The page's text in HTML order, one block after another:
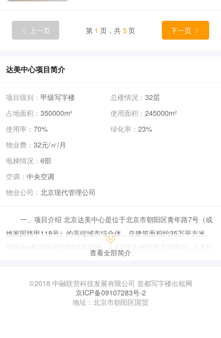
 上一页 第 1 页，共 5页 下一页 
达美中心项目简介
项目级别： 甲级写字楼 总楼情况： 32层
占地面积： 350000m² 使用面积： 245000m²
使用率： 70% 绿化率： 23%
物业费： 32元/㎡/月
电梯情况： 6部
空调： 中央空调
物业公司： 北京现代管理公司
一、项目介绍 北京达美中心是位于北京市朝阳区青年路7号（或
姚家园路甲118号）的高端城市综合体，总建筑面积约35万平方米。
项目由4栋国际超甲级5A写字楼、4.5万平方米艺术主题商业、2.3万
市”的标杆性综合体。其建筑设计由德国GMP事务所操刀，采用德式
现代风格与东方文化结合，荣膺美国LEED金级认证，并配备无柱式
查看全部简介
©2018 中融联营科技发展有限公司 首都写字楼出租网
京ICP备09107283号-2
地址：北京市朝阳区国贸